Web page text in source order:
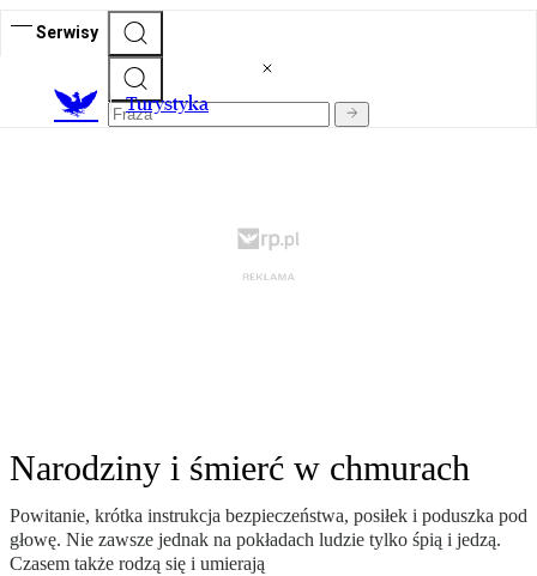
Serwisy
Turystyka
Narodziny i śmierć w chmurach
Powitanie, krótka instrukcja bezpieczeństwa, posiłek i poduszka pod
głowę. Nie zawsze jednak na pokładach ludzie tylko śpią i jedzą.
Czasem także rodzą się i umierają